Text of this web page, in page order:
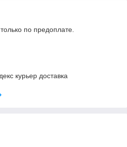
по предоплате.
курьер доставка